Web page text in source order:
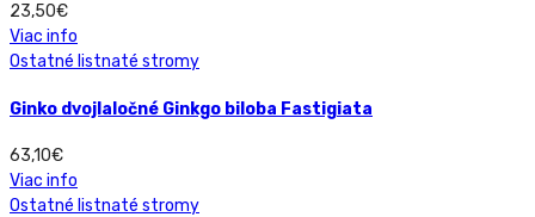
23,50€
Viac info
Ostatné listnaté stromy
Ginko dvojlaločné Ginkgo biloba Fastigiata
63,10€
Viac info
Ostatné listnaté stromy